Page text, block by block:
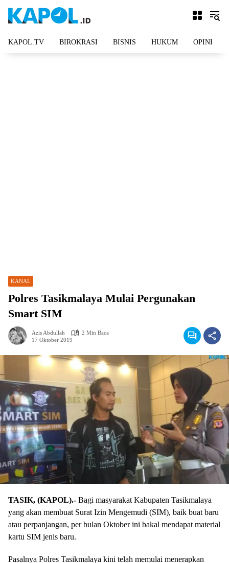
KAPOL.TV BIROKRASI BISNIS HUKUM OPINI
KANAL
Polres Tasikmalaya Mulai Pergunakan
Smart SIM
Azis Abdullah
2 Min Baca
17 Oktober 2019
TASIK, (KAPOL).- Bagi masyarakat Kabupaten Tasikmalaya
yang akan membuat Surat Izin Mengemudi (SIM), baik buat baru
atau perpanjangan, per bulan Oktober ini bakal mendapat material
kartu SIM jenis baru.
Pasalnya Polres Tasikmalaya kini telah memulai menerapkan